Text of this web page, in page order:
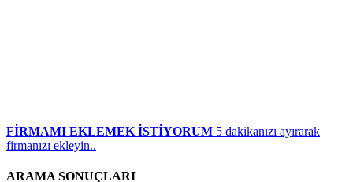
FİRMAMI EKLEMEK İSTİYORUM 5 dakikanızı ayırarak
firmanızı ekleyin..
ARAMA SONUÇLARI